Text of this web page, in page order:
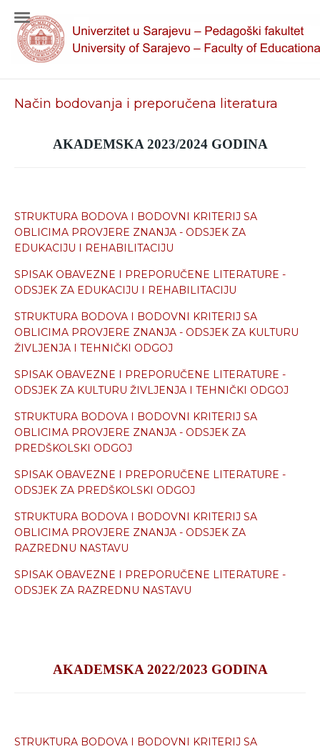
Način bodovanja i preporučena literatura
AKADEMSKA 2023/2024 GODINA
STRUKTURA BODOVA I BODOVNI KRITERIJ SA
OBLICIMA PROVJERE ZNANJA - ODSJEK ZA
EDUKACIJU I REHABILITACIJU
SPISAK OBAVEZNE I PREPORUČENE LITERATURE -
ODSJEK ZA EDUKACIJU I REHABILITACIJU
STRUKTURA BODOVA I BODOVNI KRITERIJ SA
OBLICIMA PROVJERE ZNANJA - ODSJEK ZA KULTURU
ŽIVLJENJA I TEHNIČKI ODGOJ
SPISAK OBAVEZNE I PREPORUČENE LITERATURE -
ODSJEK ZA KULTURU ŽIVLJENJA I TEHNIČKI ODGOJ
STRUKTURA BODOVA I BODOVNI KRITERIJ SA
OBLICIMA PROVJERE ZNANJA - ODSJEK ZA
PREDŠKOLSKI ODGOJ
SPISAK OBAVEZNE I PREPORUČENE LITERATURE -
ODSJEK ZA PREDŠKOLSKI ODGOJ
STRUKTURA BODOVA I BODOVNI KRITERIJ SA
OBLICIMA PROVJERE ZNANJA - ODSJEK ZA
RAZREDNU NASTAVU
SPISAK OBAVEZNE I PREPORUČENE LITERATURE -
ODSJEK ZA RAZREDNU NASTAVU
AKADEMSKA 2022/2023 GODINA
STRUKTURA BODOVA I BODOVNI KRITERIJ SA